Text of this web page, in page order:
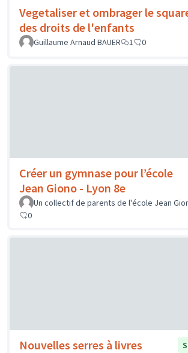
Vegetaliser et ombrager le
des droits de l'enfants
Guillaume Arnaud BAUER
1 0
Créer un gymnase pour l’école
Jean Giono - Lyon 8e
Un collectif de parents de l'école Jean
0
Nouvelles serres à livres